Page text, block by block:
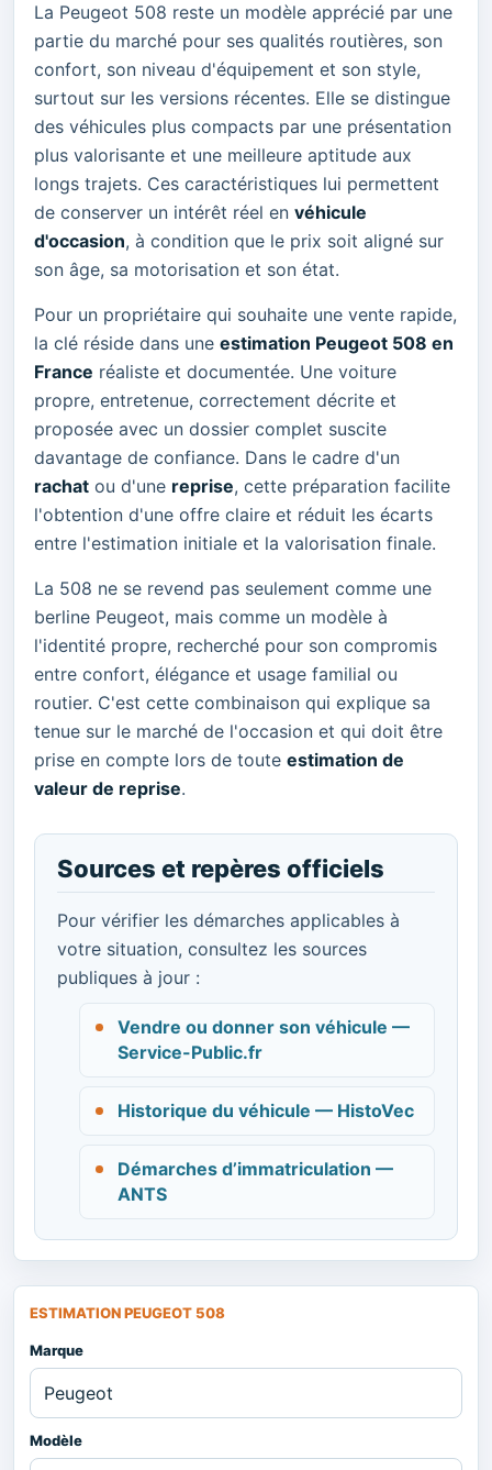
La Peugeot 508 reste un modèle apprécié par une
partie du marché pour ses qualités routières, son
confort, son niveau d'équipement et son style,
surtout sur les versions récentes. Elle se distingue
des véhicules plus compacts par une présentation
plus valorisante et une meilleure aptitude aux
longs trajets. Ces caractéristiques lui permettent
de conserver un intérêt réel en véhicule
d'occasion, à condition que le prix soit aligné sur
son âge, sa motorisation et son état.
Pour un propriétaire qui souhaite une vente rapide,
la clé réside dans une estimation Peugeot 508 en
France réaliste et documentée. Une voiture
propre, entretenue, correctement décrite et
proposée avec un dossier complet suscite
davantage de confiance. Dans le cadre d'un
rachat ou d'une reprise, cette préparation facilite
l'obtention d'une offre claire et réduit les écarts
entre l'estimation initiale et la valorisation finale.
La 508 ne se revend pas seulement comme une
berline Peugeot, mais comme un modèle à
l'identité propre, recherché pour son compromis
entre confort, élégance et usage familial ou
routier. C'est cette combinaison qui explique sa
tenue sur le marché de l'occasion et qui doit être
prise en compte lors de toute estimation de
valeur de reprise.
Sources et repères officiels
Pour vérifier les démarches applicables à
votre situation, consultez les sources
publiques à jour :
Vendre ou donner son véhicule —
Service-Public.fr
Historique du véhicule — HistoVec
Démarches d’immatriculation —
ANTS
ESTIMATION PEUGEOT 508
Marque
Modèle